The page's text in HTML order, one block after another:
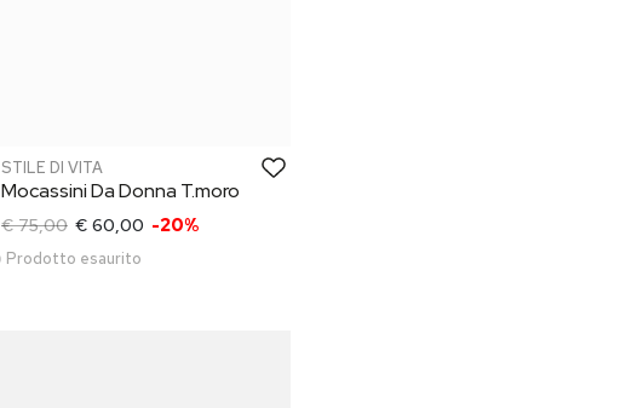
STILE DI VITA
Mocassini Da Donna T.moro
€ 75,00 € 60,00 -20%
Prodotto esaurito